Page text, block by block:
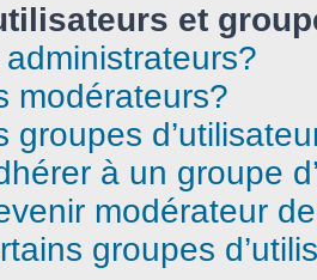
et
modérateurs?
groupes
à un groupe
modérateur
groupes